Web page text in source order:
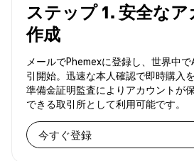
ステップ 1. 安全な
作成
メールでPhemexに登録し、世界中で
引開始。迅速な本人確認で即時購入
準備金証明監査によりアカウントが
できる取引所として利用可能です。
今すぐ登録